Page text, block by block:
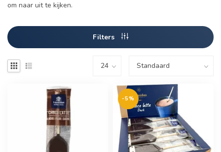
om naar uit te kijken.
Filters
-5%